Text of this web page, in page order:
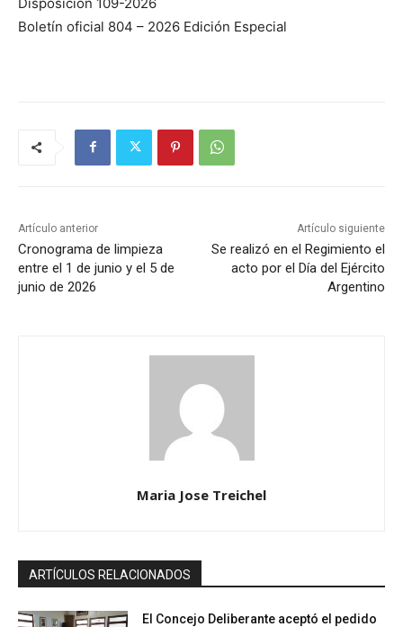
Boletín oficial 804 – 2026 Edición Especial
Artículo anterior
Cronograma de limpieza
entre el 1 de junio y el 5 de
junio de 2026
Artículo siguiente
Se realizó en el Regimiento el
acto por el Día del Ejército
Argentino
Maria Jose Treichel
ARTÍCULOS RELACIONADOS
El Concejo Deliberante aceptó el pedido